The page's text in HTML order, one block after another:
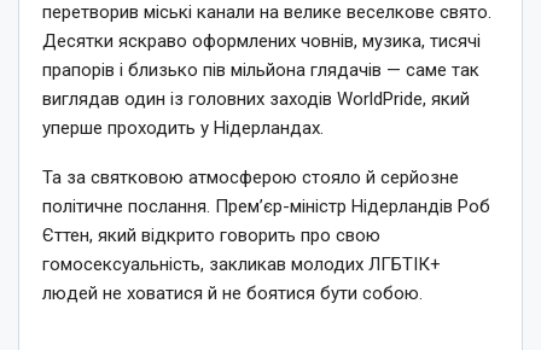
перетворив міські канали на велике веселкове свято.
Десятки яскраво оформлених човнів, музика, тисячі
прапорів і близько пів мільйона глядачів — саме так
виглядав один із головних заходів WorldPride, який
уперше проходить у Нідерландах.
Та за святковою атмосферою стояло й серйозне
політичне послання. Прем’єр-міністр Нідерландів Роб
Єттен, який відкрито говорить про свою
гомосексуальність, закликав молодих ЛГБТІК+
людей не ховатися й не боятися бути собою.